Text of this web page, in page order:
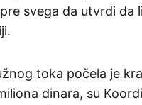
svega da utvrdi
toka počela je
dinara, su